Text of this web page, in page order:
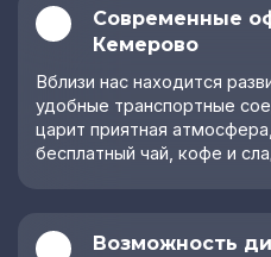
Жалоба в ФАС на
недобросовестную
конкуренцию
Корпоративные
споры
Коммерческие
Современные
Кемерово
Вблизи нас находится
удобные транспортные
царит приятная
бесплатный чай, кофе и
Возможность